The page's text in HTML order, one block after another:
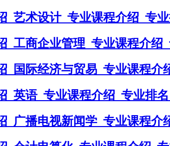
艺术设计_专业课程介绍_专
_工商企业管理_专业课程介绍
_国际经济与贸易_专业课程介
英语_专业课程介绍_专业排
_广播电视新闻学_专业课程介